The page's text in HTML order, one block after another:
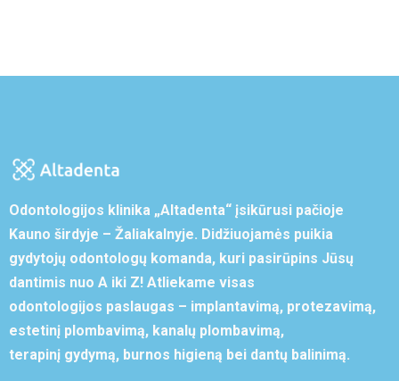
Odontologijos klinika „Altadenta“ įsikūrusi pačioje
Kauno širdyje – Žaliakalnyje. Didžiuojamės puikia
gydytojų odontologų komanda, kuri pasirūpins Jūsų
dantimis nuo A iki Z! Atliekame visas
odontologijos paslaugas – implantavimą, protezavimą,
estetinį plombavimą, kanalų plombavimą,
terapinį gydymą, burnos higieną bei dantų balinimą.